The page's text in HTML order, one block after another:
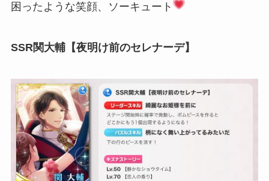
困ったような笑顔、ソーキュート
SSR関大輔【夜明け前のセレナーデ】